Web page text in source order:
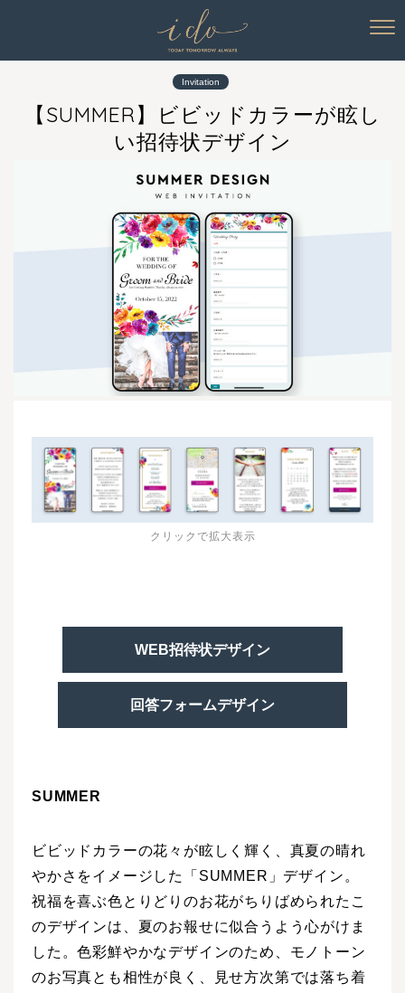
Invitation
【SUMMER】ビビッドカラーが眩し
い招待状デザイン
クリックで拡大表示
WEB招待状デザイン
回答フォームデザイン
SUMMER
ビビッドカラーの花々が眩しく輝く、真夏の晴れ
やかさをイメージした「SUMMER」デザイン。
祝福を喜ぶ色とりどりのお花がちりばめられたこ
のデザインは、夏のお報せに似合うよう心がけま
した。色彩鮮やかなデザインのため、モノトーン
のお写真とも相性が良く、見せ方次第では落ち着